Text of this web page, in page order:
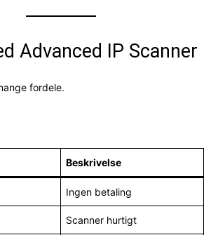
Advanced IP Scanner
fordele.
Beskrivelse
Ingen betaling
Scanner hurtigt